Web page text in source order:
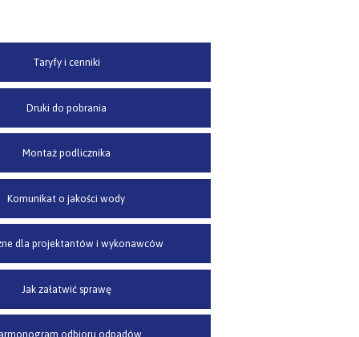
Taryfy i cenniki
Druki do pobrania
Montaż podlicznika
Komunikat o jakości wody
dla projektantów i wykonawców
Jak załatwić sprawę
odbioru odpadów